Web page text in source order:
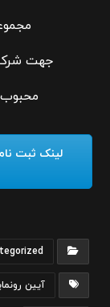
جهت
محبوب
لینک ثبت
آیین